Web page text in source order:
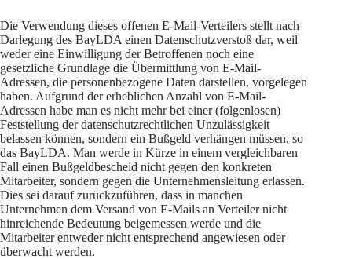
Die Verwendung dieses offenen E-Mail-Verteilers stellt nach
Darlegung des BayLDA einen Datenschutzverstoß dar, weil
weder eine Einwilligung der Betroffenen noch eine
gesetzliche Grundlage die Übermittlung von E-Mail-
Adressen, die personenbezogene Daten darstellen, vorgelegen
haben. Aufgrund der erheblichen Anzahl von E-Mail-
Adressen habe man es nicht mehr bei einer (folgenlosen)
Feststellung der datenschutzrechtlichen Unzulässigkeit
belassen können, sondern ein Bußgeld verhängen müssen, so
das BayLDA. Man werde in Kürze in einem vergleichbaren
Fall einen Bußgeldbescheid nicht gegen den konkreten
Mitarbeiter, sondern gegen die Unternehmensleitung erlassen.
Dies sei darauf zurückzuführen, dass in manchen
Unternehmen dem Versand von E-Mails an Verteiler nicht
hinreichende Bedeutung beigemessen werde und die
Mitarbeiter entweder nicht entsprechend angewiesen oder
überwacht werden.